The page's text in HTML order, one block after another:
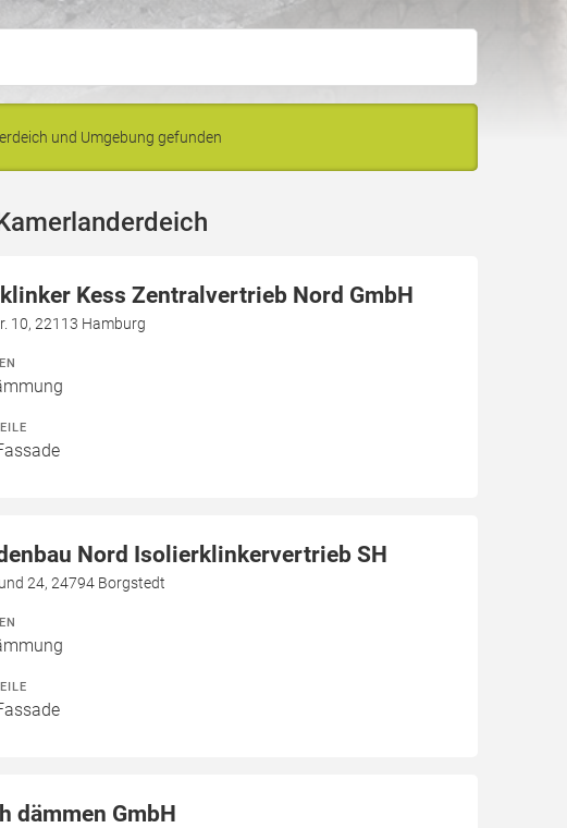
und Umgebung gefunden
Kess Zentralvertrieb Nord GmbH
10, 22113 Hamburg
Nord Isolierklinkervertrieb SH
24, 24794 Borgstedt
dämmen GmbH